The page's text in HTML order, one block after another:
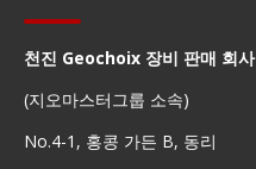
천진 Geochoix 장비 판매 회사
(지오마스터그룹 소속)
No.4-1, 홍콩 가든 B, 동리